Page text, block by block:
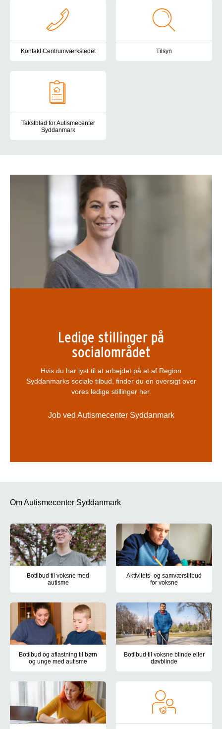
Kontakt Centrumværkstedet Tilsyn
Takstblad for Autismecenter
Syddanmark
Ledige stillinger på
socialområdet
Hvis du har lyst til at arbejdet på et af Region
Syddanmarks sociale tilbud, finder du en oversigt over
vores ledige stillinger her.
Job ved Autismecenter Syddanmark
Om Autismecenter Syddanmark
Botilbud til voksne med
autisme
Aktivitets- og samværstilbud
for voksne
Botilbud og aflastning til børn
og unge med autisme
Botilbud til voksne blinde eller
døvblinde